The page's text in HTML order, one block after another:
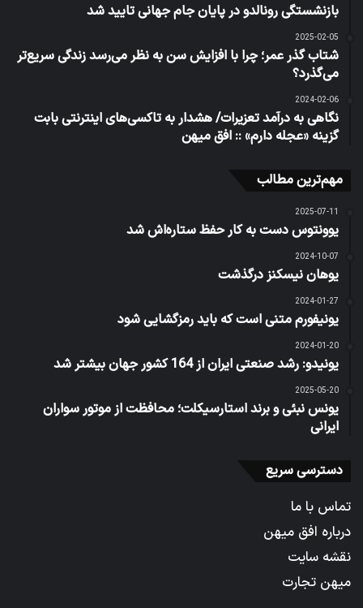
بازنشستگی رونالدو در پایان جام جهانی تایید شد
2025-02-05
شتاب گذر عمر؛ چرا با افزایش سن به نظر می‌رسد زندگی سریع‌تر
می‌گذرد؟
2024-02-06
نگاهی به درآمد تعزیرات/ هشدار به تاکسی‌های اینترنتی بابت
گزینه «عجله دارم» :: افق میهن
مهم‌ترین مطالب
2025-07-11
یوونتوس دست به کار حفظ ستاره‌اش شد
2024-10-07
یوهان نیسکنز درگذشت
2024-01-27
یونیفورم متنی است که باید رمزگشایی شود
2024-01-20
یونیدو: رشد صنعتی ایران از 164 کشور جهان بیشتر شد
2025-05-20
یونس نبئی و برند استارسیکلت؛ محافظت از موتور سواران
ایرانی
دسترسی سریع
تماس با ما
درباره افق میهن
نقشه سایت
میهن تجارت